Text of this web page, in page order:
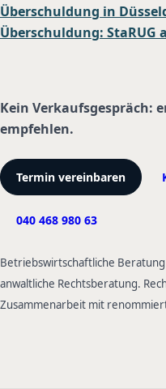
Überschuldung in
Überschuldung: StaRUG
Kein Verkaufsgespräch:
empfehlen.
Termin vereinbaren
040 468 980 63
Betriebswirtschaftliche
anwaltliche Rechtsberatung.
Zusammenarbeit mit